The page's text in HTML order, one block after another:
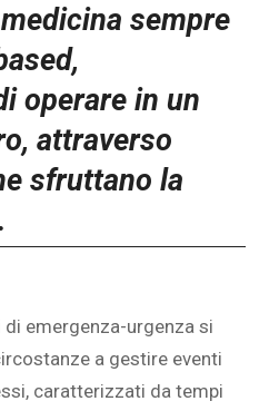
sempre
operare in un
attraverso
sfruttano la
emergenza-urgenza si
a gestire eventi
caratterizzati da tempi